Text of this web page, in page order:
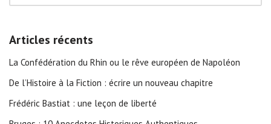
Articles récents
La Confédération du Rhin ou le rêve européen de Napoléon
De l’Histoire à la Fiction : écrire un nouveau chapitre
Frédéric Bastiat : une leçon de liberté